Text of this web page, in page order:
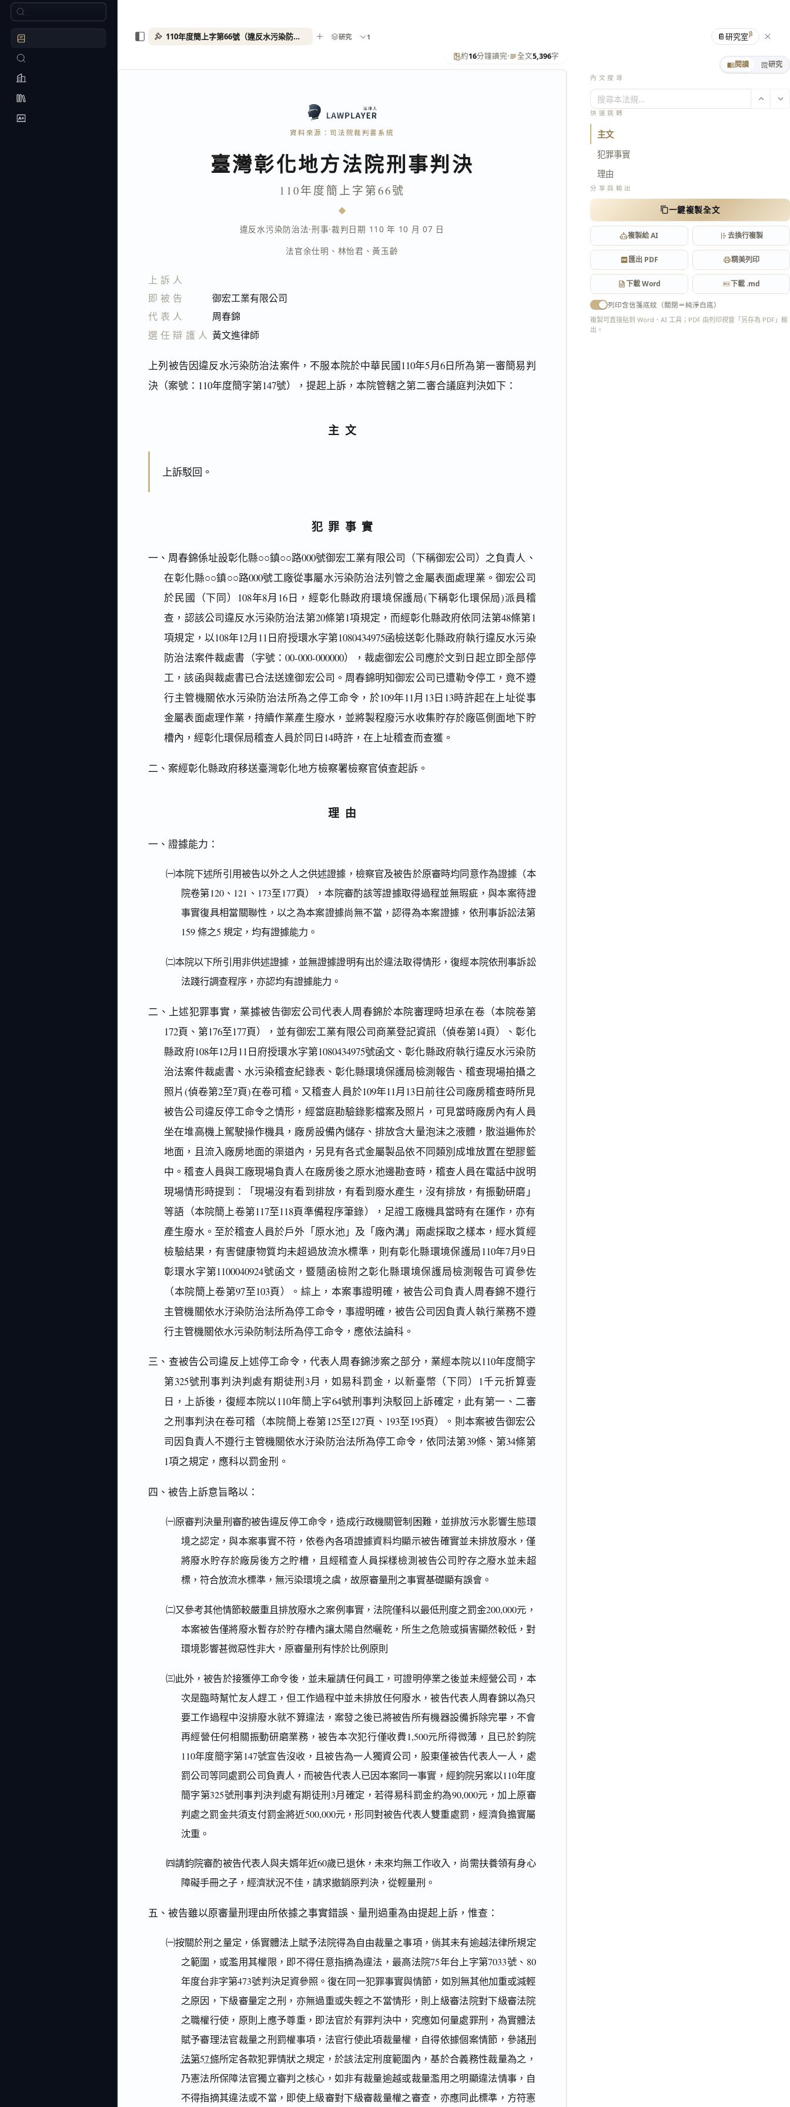
約16分鐘讀完· 全文5,396字
資料來源：司法院裁判書系統
臺灣彰化地方法院刑事判決
110年度簡上字第66號
違反水污染防治法·刑事·裁判日期 110 年 10 月 07 日
法官余仕明 、 林怡君 、黃玉齡
上訴人
即被告
御宏工業有限公司
代表人
周春錦
選任辯護人 黃文進律師
上列被告因違反水污染防治法案件，不服本院於中華民國110年5月6日所為第一審簡易判
決（案號：110年度簡字第147號），提起上訴，本院管轄之第二審合議庭判決如下：
主文
上訴駁回。
犯罪事實
一、周春錦係址設彰化縣○○鎮○○路000號御宏工業有限公司（下稱御宏公司）之負責人、
在彰化縣○○鎮○○路000號工廠從事屬水污染防治法列管之金屬表面處理業。御宏公司
於民國（下同）108年8月16日，經彰化縣政府環境保護局(下稱彰化環保局)派員稽
查，認該公司違反水污染防治法第20條第1項規定，而經彰化縣政府依同法第48條第1
項規定，以108年12月11日府授環水字第1080434975函檢送彰化縣政府執行違反水污染
防治法案件裁處書（字號：00-000-000000），裁處御宏公司應於文到日起立即全部停
工，該函與裁處書已合法送達御宏公司。周春錦明知御宏公司已遭勒令停工，竟不遵
行主管機關依水污染防治法所為之停工命令，於109年11月13日13時許起在上址從事
金屬表面處理作業，持續作業產生廢水，並將製程廢污水收集貯存於廠區側面地下貯
槽內，經彰化環保局稽查人員於同日14時許，在上址稽查而查獲。
二、案經彰化縣政府移送臺灣彰化地方檢察署檢察官偵查起訴。
理由
一、證據能力：
㈠本院下述所引用被告以外之人之供述證據，檢察官及被告於原審時均同意作為證據（本
院卷第120、121、173至177頁），本院審酌該等證據取得過程並無瑕疵，與本案待證
事實復具相當關聯性，以之為本案證據尚無不當，認得為本案證據，依刑事訴訟法第
159 條之5 規定，均有證據能力。
㈡本院以下所引用非供述證據，並無證據證明有出於違法取得情形，復經本院依刑事訴訟
法踐行調查程序，亦認均有證據能力。
二、上述犯罪事實，業據被告御宏公司代表人周春錦於本院審理時坦承在卷（本院卷第
172頁、第176至177頁），並有御宏工業有限公司商業登記資訊（偵卷第14頁）、彰化
縣政府108年12月11日府授環水字第1080434975號函文、彰化縣政府執行違反水污染防
治法案件裁處書、水污染稽查紀錄表、彰化縣環境保護局檢測報告、稽查現場拍攝之
照片(偵卷第2至7頁)在卷可稽。又稽查人員於109年11月13日前往公司廠房稽查時所見
被告公司違反停工命令之情形，經當庭勘驗錄影檔案及照片，可見當時廠房內有人員
坐在堆高機上駕駛操作機具，廠房設備內儲存、排放含大量泡沫之液體，散溢遍佈於
地面，且流入廠房地面的渠道內，另見有各式金屬製品依不同類別成堆放置在塑膠籃
中。稽查人員與工廠現場負責人在廠房後之原水池邊勘查時，稽查人員在電話中說明
現場情形時提到：「現場沒有看到排放，有看到廢水產生，沒有排放，有振動研磨」
等語（本院簡上卷第117至118頁準備程序筆錄），足證工廠機具當時有在運作，亦有
產生廢水。至於稽查人員於戶外「原水池」及「廠內溝」兩處採取之樣本，經水質經
檢驗結果，有害健康物質均未超過放流水標準，則有彰化縣環境保護局110年7月9日
彰環水字第1100040924號函文，暨隨函檢附之彰化縣環境保護局檢測報告可資參佐
（本院簡上卷第97至103頁）。綜上，本案事證明確，被告公司負責人周春錦不遵行
主管機關依水汙染防治法所為停工命令，事證明確，被告公司因負責人執行業務不遵
行主管機關依水污染防制法所為停工命令，應依法論科。
三、查被告公司違反上述停工命令，代表人周春錦涉案之部分，業經本院以110年度簡字
第325號刑事判決判處有期徒刑3月，如易科罰金，以新臺幣（下同）1千元折算壹
日，上訴後，復經本院以110年簡上字64號刑事判決駁回上訴確定，此有第一、二審
之刑事判決在卷可稽（本院簡上卷第125至127頁、193至195頁）。則本案被告御宏公
司因負責人不遵行主管機關依水汙染防治法所為停工命令，依同法第39條、第34條第
1項之規定，應科以罰金刑。
四、被告上訴意旨略以：
㈠原審判決量刑審酌被告違反停工命令，造成行政機關管制困難，並排放污水影響生態環
境之認定，與本案事實不符，依卷內各項證據資料均顯示被告確實並未排放廢水，僅
將廢水貯存於廠房後方之貯槽，且經稽查人員採樣檢測被告公司貯存之廢水並未超
標，符合放流水標準，無污染環境之虞，故原審量刑之事實基礎顯有誤會。
㈡又參考其他情節較嚴重且排放廢水之案例事實，法院僅科以最低刑度之罰金200,000元，
本案被告僅將廢水暫存於貯存槽內讓太陽自然曬乾，所生之危險或損害顯然較低，對
環境影響甚微惡性非大，原審量刑有悖於比例原則
㈢此外，被告於接獲停工命令後，並未雇請任何員工，可證明停業之後並未經營公司，本
次是臨時幫忙友人趕工，但工作過程中並未排放任何廢水，被告代表人周春錦以為只
要工作過程中沒排廢水就不算違法，案發之後已將被告所有機器設備拆除完畢，不會
再經營任何相關振動研磨業務，被告本次犯行僅收費1,500元所得微薄，且已於鈞院
110年度簡字第147號宣告沒收，且被告為一人獨資公司，股東僅被告代表人一人，處
罰公司等同處罰公司負責人，而被告代表人已因本案同一事實，經鈞院另案以110年度
簡字第325號刑事判決判處有期徒刑3月確定，若得易科罰金約為90,000元，加上原審
判處之罰金共須支付罰金將近500,000元，形同對被告代表人雙重處罰，經濟負擔實屬
沈重。
㈣請鈞院審酌被告代表人與夫婿年近60歲已退休，未來均無工作收入，尚需扶養領有身心
障礙手冊之子，經濟狀況不佳，請求撤銷原判決，從輕量刑。
五、被告雖以原審量刑理由所依據之事實錯誤、量刑過重為由提起上訴，惟查：
㈠按關於刑之量定，係實體法上賦予法院得為自由裁量之事項，倘其未有逾越法律所規定
之範圍，或濫用其權限，即不得任意指摘為違法，最高法院75年台上字第7033號、80
年度台非字第473號判決足資參照。復在同一犯罪事實與情節，如別無其他加重或減輕
之原因，下級審量定之刑，亦無過重或失輕之不當情形，則上級審法院對下級審法院
之職權行使，原則上應予尊重，即法官於有罪判決中，究應如何量處罪刑，為實體法
賦予審理法官裁量之刑罰權事項，法官行使此項裁量權，自得依據個案情節，參諸刑
法第57條所定各款犯罪情狀之規定，於該法定刑度範圍內，基於合義務性裁量為之，
乃憲法所保障法官獨立審判之核心，如非有裁量逾越或裁量濫用之明顯違法情事，自
不得指摘其違法或不當，即使上級審對下級審裁量權之審查，亦應同此標準，方符憲
閱讀 研究
內文搜尋
搜尋本法規…
快速跳轉
主文
犯罪事實
理由
分享與輸出
一鍵複製全文
複製給 AI 去換行複製
匯出 PDF 精美列印
下載 Word 下載 .md
列印含信箋底紋（關閉＝純淨白底）
複製可直接貼到 Word、AI 工具；PDF 由列印視窗「另存為 PDF」輸
出。
110年度簡上字第66號（違反水污染防治法） 研究 1 📔研究室β